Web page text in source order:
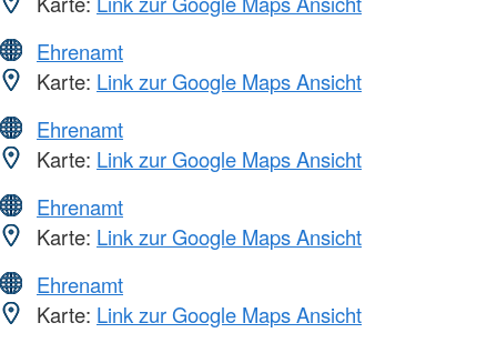
Ehrenamt
Karte: Link zur Google Maps Ansicht
Ehrenamt
Karte: Link zur Google Maps Ansicht
Ehrenamt
Karte: Link zur Google Maps Ansicht
Ehrenamt
Karte: Link zur Google Maps Ansicht